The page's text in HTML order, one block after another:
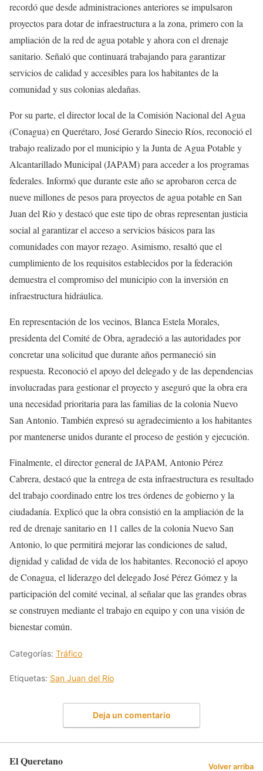
recordó que desde administraciones anteriores se impulsaron
proyectos para dotar de infraestructura a la zona, primero con la
ampliación de la red de agua potable y ahora con el drenaje
sanitario. Señaló que continuará trabajando para garantizar
servicios de calidad y accesibles para los habitantes de la
comunidad y sus colonias aledañas.
Por su parte, el director local de la Comisión Nacional del Agua
(Conagua) en Querétaro, José Gerardo Sinecio Ríos, reconoció el
trabajo realizado por el municipio y la Junta de Agua Potable y
Alcantarillado Municipal (JAPAM) para acceder a los programas
federales. Informó que durante este año se aprobaron cerca de
nueve millones de pesos para proyectos de agua potable en San
Juan del Río y destacó que este tipo de obras representan justicia
social al garantizar el acceso a servicios básicos para las
comunidades con mayor rezago. Asimismo, resaltó que el
cumplimiento de los requisitos establecidos por la federación
demuestra el compromiso del municipio con la inversión en
infraestructura hidráulica.
En representación de los vecinos, Blanca Estela Morales,
presidenta del Comité de Obra, agradeció a las autoridades por
concretar una solicitud que durante años permaneció sin
respuesta. Reconoció el apoyo del delegado y de las dependencias
involucradas para gestionar el proyecto y aseguró que la obra era
una necesidad prioritaria para las familias de la colonia Nuevo
San Antonio. También expresó su agradecimiento a los habitantes
por mantenerse unidos durante el proceso de gestión y ejecución.
Finalmente, el director general de JAPAM, Antonio Pérez
Cabrera, destacó que la entrega de esta infraestructura es resultado
del trabajo coordinado entre los tres órdenes de gobierno y la
ciudadanía. Explicó que la obra consistió en la ampliación de la
red de drenaje sanitario en 11 calles de la colonia Nuevo San
Antonio, lo que permitirá mejorar las condiciones de salud,
dignidad y calidad de vida de los habitantes. Reconoció el apoyo
de Conagua, el liderazgo del delegado José Pérez Gómez y la
participación del comité vecinal, al señalar que las grandes obras
se construyen mediante el trabajo en equipo y con una visión de
bienestar común.
Categorías: Tráfico
Etiquetas: San Juan del Río
Deja un comentario
El Queretano Volver arriba